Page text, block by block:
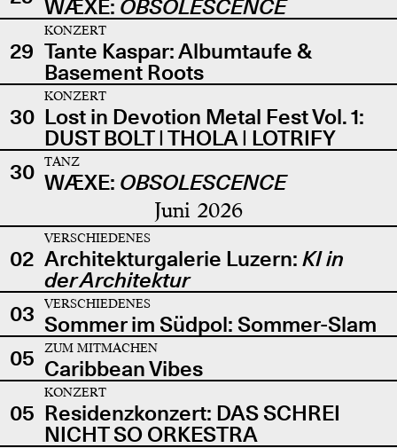
WÆXE: OBSOLESCENCE
29
KONZERT
Tante Kaspar: Albumtaufe &
Basement Roots
30
KONZERT
Lost in Devotion Metal Fest Vol. 1:
DUST BOLT | THOLA | LOTRIFY
30
TANZ
WÆXE: OBSOLESCENCE
Juni 2026
02
VERSCHIEDENES
Architekturgalerie Luzern: KI in
der Architektur
03
VERSCHIEDENES
Sommer im Südpol: Sommer-Slam
05
ZUM MITMACHEN
Caribbean Vibes
05
KONZERT
Residenzkonzert: DAS SCHREI
NICHT SO ORKESTRA